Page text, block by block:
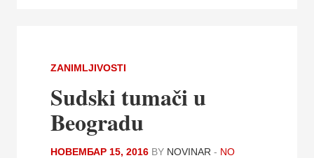
ZANIMLJIVOSTI
Sudski tumači u
Beogradu
НОВЕМБАР 15, 2016 BY NOVINAR - NO